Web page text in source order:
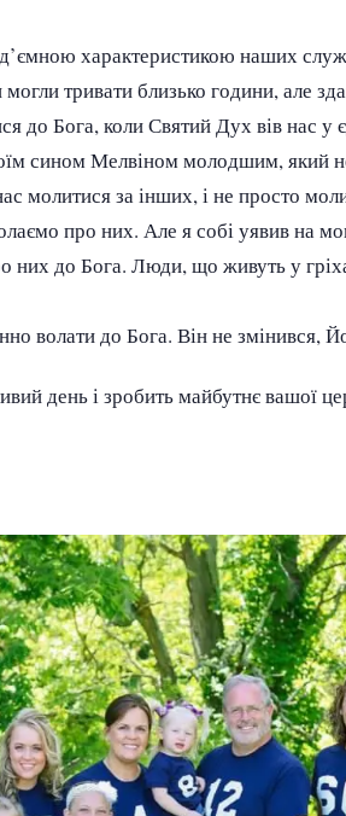
характеристикою наших
тривати близько години, але
до Бога, коли Святий Дух вів нас
сином Мелвіном молодшим, який
молитися за інших, і не просто
про них. Але я собі уявив на
них до Бога. Люди, що живуть у
волати до Бога. Він не змінився,
день і зробить майбутнє вашої